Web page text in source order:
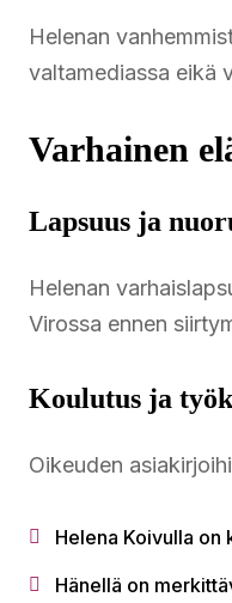
Helenan
valtamediassa eikä
Varhainen
Lapsuus ja
Helenan
Virossa ennen
Koulutus ja
Oikeuden
Helena Koivulla
Hänellä on